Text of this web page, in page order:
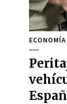
ECONOMÍA